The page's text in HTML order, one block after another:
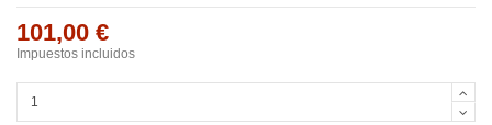
101,00 €
Impuestos incluidos